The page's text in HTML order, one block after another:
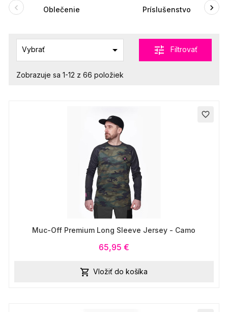
Oblečenie Príslušenstvo
Vybrať  tune Filtrovať
Zobrazuje sa 1-12 z 66 položiek
favorite_border
Muc-Off Premium Long Sleeve Jersey - Camo
65,95 €
 Vložiť do košíka